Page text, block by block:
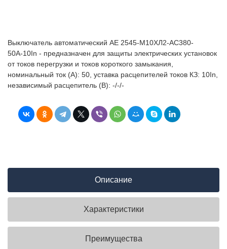
Выключатель автоматический АЕ 2545-М10ХЛ2-AC380-
50А-10In - предназначен для защиты электрических установок
от токов перегрузки и токов короткого замыкания,
номинальный ток (А): 50, уставка расцепителей токов КЗ: 10In,
независимый расцепитель (В): -/-/-
Описание
Характеристики
Преимущества